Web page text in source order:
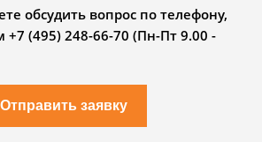
обсудить вопрос по телефону,
+7 (495) 248-66-70 (Пн-Пт 9.00 -
Отправить заявку